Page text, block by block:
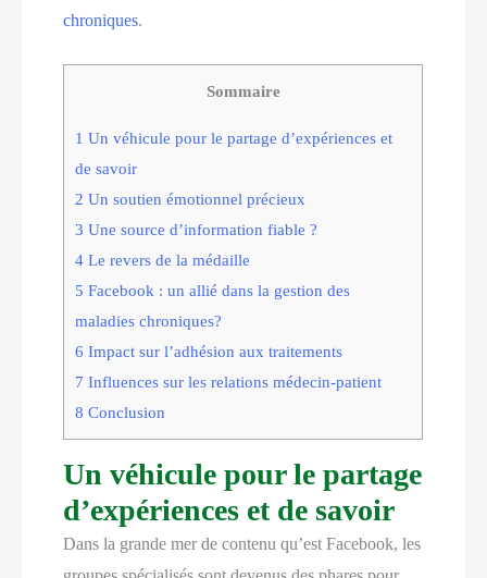
chroniques.
Sommaire
1 Un véhicule pour le partage d’expériences et
de savoir
2 Un soutien émotionnel précieux
3 Une source d’information fiable ?
4 Le revers de la médaille
5 Facebook : un allié dans la gestion des
maladies chroniques?
6 Impact sur l’adhésion aux traitements
7 Influences sur les relations médecin-patient
8 Conclusion
Un véhicule pour le partage
d’expériences et de savoir
Dans la grande mer de contenu qu’est Facebook, les